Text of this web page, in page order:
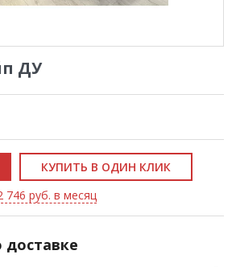
ДУ
КУПИТЬ В ОДИН КЛИК
746 руб. в месяц